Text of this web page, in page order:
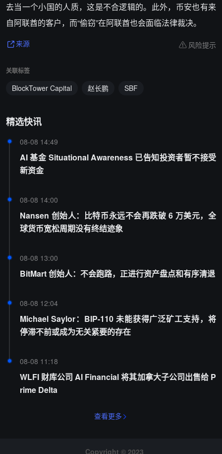
去当一个小国的人质，这是不合逻辑的。此外，币安也有来
自阿联酋的客户，而“偷窃”在阿联酋也会面临法律裁决。
来源 风险提示
关联标签
BlockTower Capital 赵长鹏 SBF
精选快讯
08-08 14:49
AI 基金 Situational Awareness 已告知投资者暂不接受
新资金
08-08 14:00
Nansen 创始人：比特币永远不会再跌破 6 万美元，全
球货币宽松周期没有终结迹象
08-08 13:00
BitMart 创始人：不会跑路，正进行资产盘点和有序清退
08-08 12:04
Michael Saylor：BIP-110 未能获得广泛矿工支持，将
停滞不前或成为无关紧要的存在
08-08 11:18
WLFI 财库公司 AI Financial 将其加拿大子公司出售给 P
rime Delta
查看更多
Copyright © 2023